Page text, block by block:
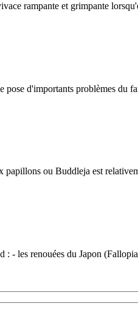
rampante et grimpante
pose d'importants problèmes du
papillons ou Buddleja est
: - les renouées du Japon